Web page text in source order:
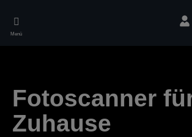
main
Menü
Fotoscanner
Zuhause